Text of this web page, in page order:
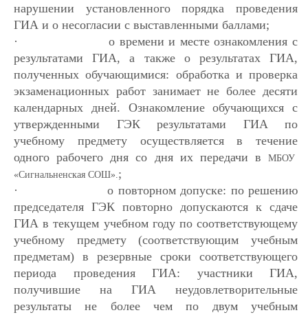
нарушении установленного порядка проведения
ГИА и о несогласии с выставленными баллами;
·
о времени и месте ознакомления с
результатами ГИА, а также о результатах ГИА,
полученных обучающимися: обработка и проверка
экзаменационных работ занимает не более десяти
календарных дней. Ознакомление обучающихся с
утвержденными ГЭК результатами ГИА по
учебному предмету осуществляется в течение
одного рабочего дня со дня их передачи в
МБОУ
«Сигнальненская СОШ».;
·
о повторном допуске: по решению
председателя ГЭК повторно допускаются к сдаче
ГИА в текущем учебном году по соответствующему
учебному предмету (соответствующим учебным
предметам) в резервные сроки соответствующего
периода проведения ГИА: участники ГИА,
получившие на ГИА неудовлетворительные
результаты не более чем по двум учебным